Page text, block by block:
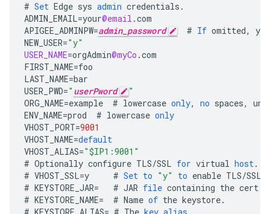
# Set Edge sys admin credentials .
ADMIN_EMAIL=your@email .com
APIGEE_ADMINPW=admin_password # If omitted,
you
NEW_USER="y"
USER_NAME=orgAdmin@myCo .com
FIRST_NAME=foo
LAST_NAME=bar
USER_PWD=" userPword
"
ORG_NAME=example # lowercase only, no spaces,
ENV_NAME=prod # lowercase only
VHOST_PORT=9001
VHOST_NAME=default
VHOST_ALIAS="$IP1:9001"
# Optionally configure TLS/SSL for virtual host.
# VHOST_SSL=y # Set to "y" to enable TLS/SSL
# KEYSTORE_JAR= # JAR file containing the cert
# KEYSTORE_NAME= # Name of the keystore.